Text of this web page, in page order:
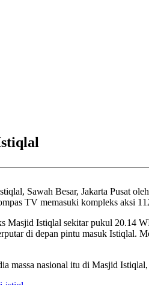
Sawah Besar, Jakarta Pusat oleh
TV memasuki kompleks aksi
Istiqlal sekitar pukul 20.14
di depan pintu masuk Istiqlal.
massa nasional itu di Masjid